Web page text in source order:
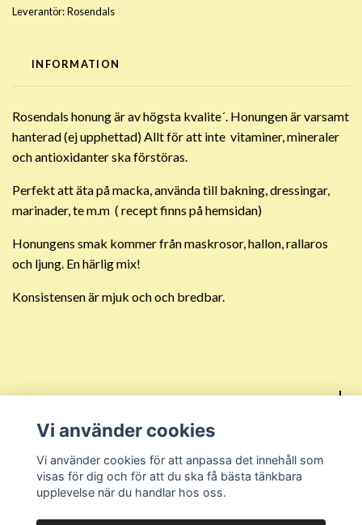
Leverantör:Rosendals
INFORMATION
Rosendals honung är av högsta kvalite´. Honungen är varsamt
hanterad (ej upphettad) Allt för att inte vitaminer, mineraler
och antioxidanter ska förstöras.
Perfekt att äta på macka, använda till bakning, dressingar,
marinader, te m.m ( recept finns på hemsidan)
Honungens smak kommer från maskrosor, hallon, rallaros
och ljung. En härlig mix!
Konsistensen är mjuk och och bredbar.
Sociala medier
Kundtjänst
Vi använder cookies
Vi använder cookies för att anpassa det innehåll som
visas för dig och för att du ska få bästa tänkbara
upplevelse när du handlar hos oss.